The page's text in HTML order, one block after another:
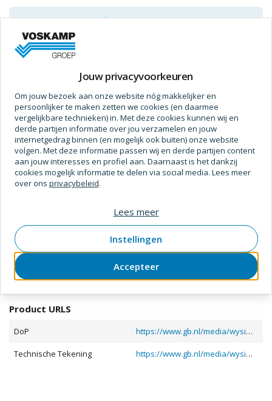
Afmetingen
Spouwmaat 100 - 130
Verpakt Per 250 Pc
Gewicht (Kg)
Lengte (Plug) 220 mm
Diameter (mm) 4
Materiaal
Kwaliteit (Materiaal) A4
Verpakking Doos
Toon meer
Product URLS
DoP https://www.gb.nl/media/wysiwyg/document/DOP-GB-37437-WT-NL.pdf
Technische Tekening https://www.gb.nl/media/wysiwyg/document/37437.PDF
Jouw privacyvoorkeuren
Om jouw bezoek aan onze website nóg makkelijker en
persoonlijker te maken zetten we cookies (en daarmee
vergelijkbare technieken) in. Met deze cookies kunnen wij en
derde partijen informatie over jou verzamelen en jouw
internetgedrag binnen (en mogelijk ook buiten) onze website
volgen. Met deze informatie passen wij en derde partijen content
aan jouw interesses en profiel aan. Daarnaast is het dankzij
cookies mogelijk informatie te delen via social media. Lees meer
over ons privacybeleid.
Accepteer
Instellingen
Lees meer